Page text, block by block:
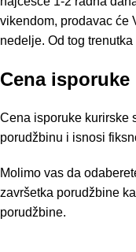
vikendom, prodavac će
nedelje. Od tog
Cena isporuke
Cena isporuke kurirske
porudžbinu i isnosi
Molimo vas da
završetka porudžbine
porudžbine.